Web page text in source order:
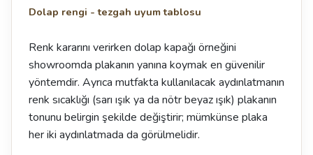
Dolap rengi - tezgah uyum tablosu
Renk kararını verirken dolap kapağı örneğini
showroomda plakanın yanına koymak en güvenilir
yöntemdir. Ayrıca mutfakta kullanılacak aydınlatmanın
renk sıcaklığı (sarı ışık ya da nötr beyaz ışık) plakanın
tonunu belirgin şekilde değiştirir; mümkünse plaka
her iki aydınlatmada da görülmelidir.